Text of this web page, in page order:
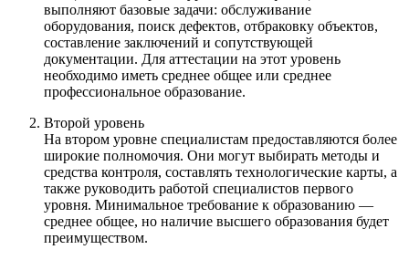
выполняют базовые задачи: обслуживание
оборудования, поиск дефектов, отбраковку объектов,
составление заключений и сопутствующей
документации. Для аттестации на этот уровень
необходимо иметь среднее общее или среднее
профессиональное образование.
Второй уровень
На втором уровне специалистам предоставляются более
широкие полномочия. Они могут выбирать методы и
средства контроля, составлять технологические карты, а
также руководить работой специалистов первого
уровня. Минимальное требование к образованию —
среднее общее, но наличие высшего образования будет
преимуществом.